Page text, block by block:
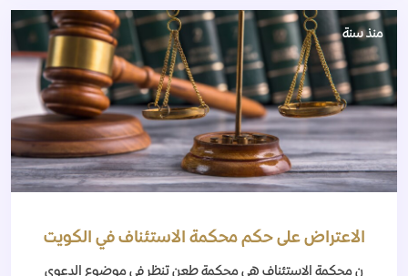
منذ سنة
الاعتراض على حكم محكمة الاستئناف في الكويت
ن محكمة الاستئناف هي محكمة طعن تنظر في موضوع الدعوى